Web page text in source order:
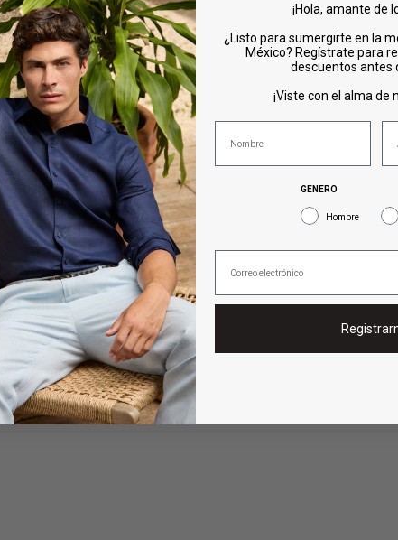
¡Hola, amante de
¿Listo para sumergirte en la
México? Regístrate para
descuentos antes
¡Viste con el alma de
GENERO
Hombre